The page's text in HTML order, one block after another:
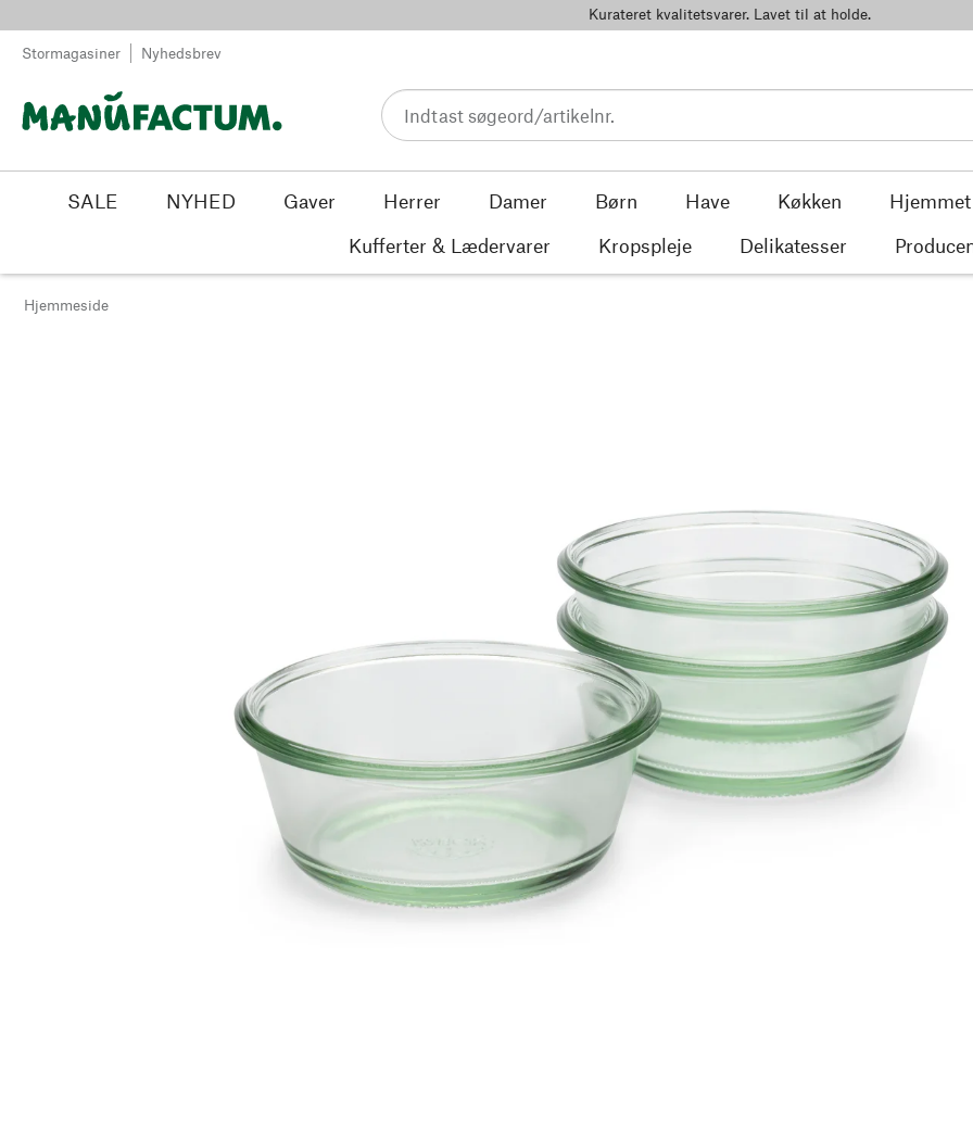
Kurateret kvalitetsvarer. Lavet til at holde.
Stormagasiner Nyhedsbrev
SALE NYHED Gaver Herrer Damer Børn Have Køkken Hjemmet
Kufferter & Lædervarer
Kropspleje Delikatesser
Hjemmeside